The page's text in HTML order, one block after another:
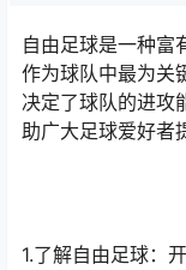
自由足球是一种富
作为球队中最为关
决定了球队的进攻
助广大足球爱好者
1.了解自由足球：